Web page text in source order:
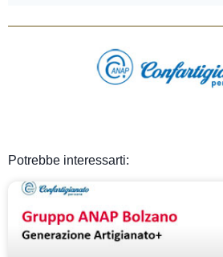
Potrebbe interessarti: